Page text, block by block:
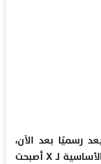
رسميًا بعد الآن،
وأصبح "X"، حيث أن جميع الأنظمة الأساسية لـ X أصبحت